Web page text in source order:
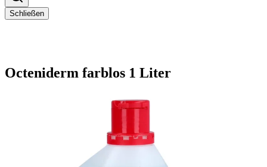
Schließen
Octeniderm farblos 1 Liter